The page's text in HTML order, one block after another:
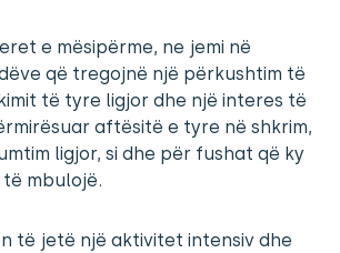
e mësipërme, ne jemi në
që tregojnë një përkushtim të
të tyre ligjor dhe një interes të
aftësitë e tyre në shkrim,
ligjor, si dhe për fushat që ky
mbulojë.
të jetë një aktivitet intensiv dhe